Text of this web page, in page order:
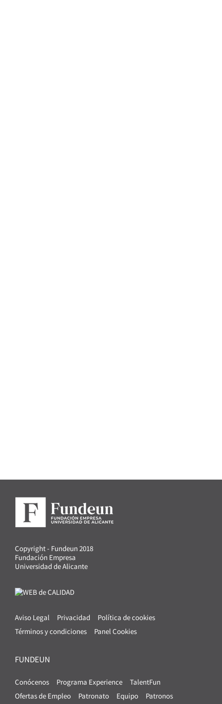
Copyright - Fundeun 2018
Fundación Empresa
Universidad de Alicante
Aviso Legal Privacidad
Política de cookies
Términos y condiciones
Panel Cookies
FUNDEUN
Conócenos Programa Experience
TalentFun
Ofertas de Empleo
Patronato Equipo Patronos